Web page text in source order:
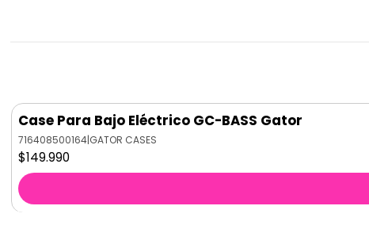
Case Para Bajo Eléctrico GC-BASS Gator
716408500164|GATOR CASES
$149.990